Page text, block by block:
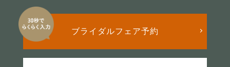
ブライダルフェア予約